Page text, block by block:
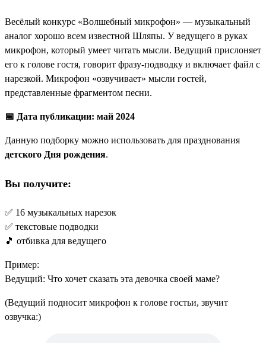
Весёлый конкурс «Волшебный микрофон» — музыкальный
аналог хорошо всем известной Шляпы. У ведущего в руках
микрофон, который умеет читать мысли. Ведущий прислоняет
его к голове гостя, говорит фразу-подводку и включает файл с
нарезкой. Микрофон «озвучивает» мысли гостей,
представленные фрагментом песни.
📅 Дата публикации: май 2024
Данную подборку можно использовать для празднования
детского Дня рождения.
Вы получите:
✅ 16 музыкальных нарезок
✅ текстовые подводки
🎵 отбивка для ведущего
Пример:
Ведущий: Что хочет сказать эта девочка своей маме?
(Ведущий подносит микрофон к голове гостьи, звучит
озвучка:)